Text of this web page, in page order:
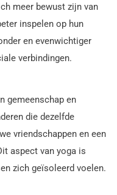
meer bewust zijn van
inspelen op hun
en evenwichtiger
verbindingen.
gemeenschap en
die dezelfde
vriendschappen en een
aspect van yoga is
zich geïsoleerd voelen.